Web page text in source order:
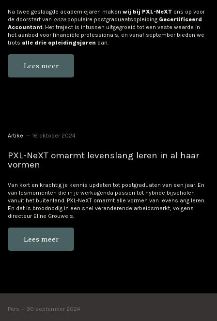
Na twee geslaagde academiejaren maken wij bij PXL-NeXT ons op voor
de doorstart van onzepopulaire postgraduaatsopleiding Gecertificeerd
Accountant . Het traject is intussen uitgegroeid tot een vaste waarde in
het aanbod voor financiële professionals, en vanaf september bieden we
trots alle drie opleidingsjaren aan.
Lees meer
Artikel 16 oktober 2024
PXL-NeXT omarmt levenslang leren in al haar
vormen
Van kort en krachtig je kennis updaten tot postgraduaten van een jaar. En
van lesmomenten die in je werkagenda passen tot hybride bijscholen
vanuit het buitenland. PXL-NeXT omarmt alle vormen van levenslang leren.
En dat is broodnodig in een snel veranderende arbeidsmarkt, volgens
directeur Eline Grouwels.
Lees meer
Pers 30 september 2024